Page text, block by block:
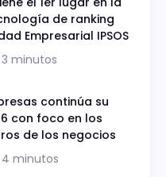
de ranking
Empresarial IPSOS
minutos
continúa su
con foco en los
de los negocios
minutos